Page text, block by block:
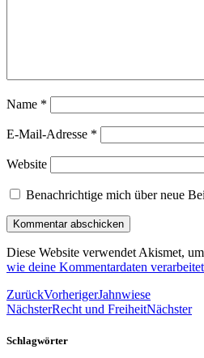
Name *
E-Mail-Adresse *
Website
Benachrichtige mich über neue
Diese Website verwendet Akismet,
wie deine Kommentardaten
ZurückVorherigerJahnwiese
NächsterRecht und FreiheitNächster
Schlagwörter